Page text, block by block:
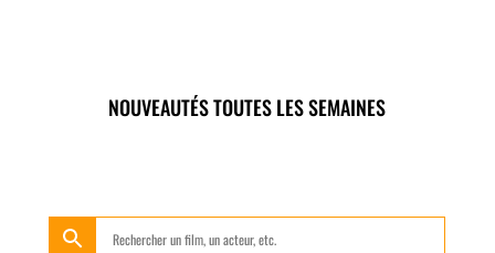
NOUVEAUTÉS TOUTES LES SEMAINES